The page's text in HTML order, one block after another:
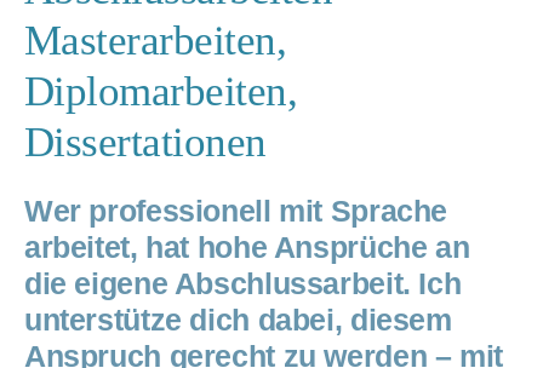
Masterarbeiten,
Diplomarbeiten,
Dissertationen
Wer professionell mit Sprache
arbeitet, hat hohe Ansprüche an
die eigene Abschlussarbeit. Ich
unterstütze dich dabei, diesem
Anspruch gerecht zu werden – mit